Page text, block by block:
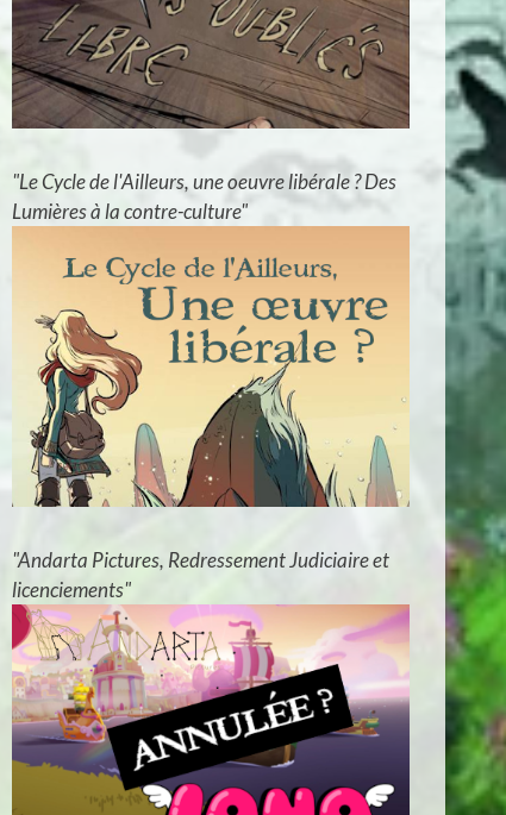
"Le Cycle de l'Ailleurs, une oeuvre libérale ? Des
Lumières à la contre-culture"
"Andarta Pictures, Redressement Judiciaire et
licenciements"